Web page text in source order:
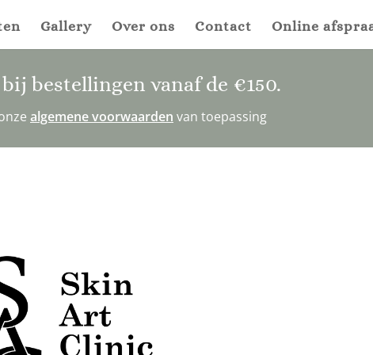
Gallery Over ons Contact Online
bestellingen vanaf de €150.
algemene voorwaarden van toepassing